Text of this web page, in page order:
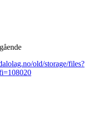
old/storage/files?